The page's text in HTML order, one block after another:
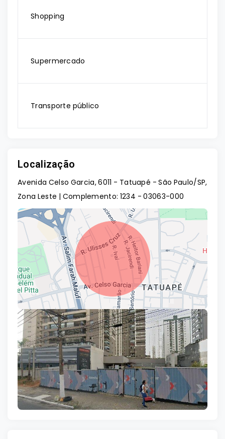
Shopping
Supermercado
Transporte público
Localização
Avenida Celso Garcia, 6011 - Tatuapé - São Paulo/SP,
Zona Leste | Complemento: 1234 - 03063-000
Leaflet